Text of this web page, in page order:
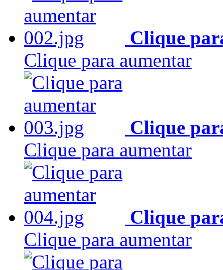
Clique
Clique para aumentar
Clique
Clique para aumentar
Clique
Clique para aumentar